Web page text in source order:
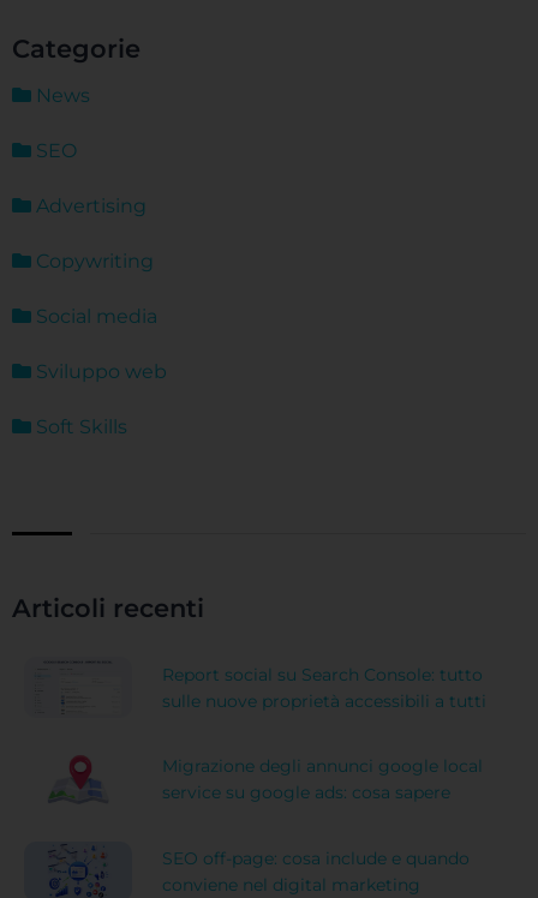
Categorie
News
SEO
Advertising
Copywriting
Social media
Sviluppo web
Soft Skills
Articoli recenti
Report social su Search Console: tutto
sulle nuove proprietà accessibili a tutti
Migrazione degli annunci google local
service su google ads: cosa sapere
SEO off-page: cosa include e quando
conviene nel digital marketing